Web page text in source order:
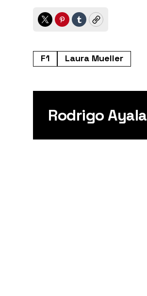
TwitterPinterest
TumblrCopy
F1 Laura Mueller
Rodrigo Ayala